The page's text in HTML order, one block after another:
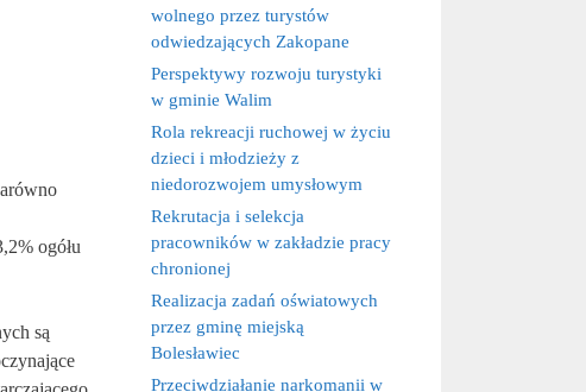
ogółu
są
wolnego przez turystów
odwiedzających Zakopane
Perspektywy rozwoju turystyki
w gminie Walim
Rola rekreacji ruchowej w życiu
dzieci i młodzieży z
niedorozwojem umysłowym
Rekrutacja i selekcja
pracowników w zakładzie pracy
chronionej
Realizacja zadań oświatowych
przez gminę miejską
Bolesławiec
Przeciwdziałanie narkomanii w